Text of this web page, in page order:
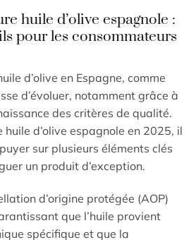
huile d’olive espagnole :
pour les consommateurs
d’olive en Espagne, comme
d’évoluer, notamment grâce à
des critères de qualité.
huile d’olive espagnole en 2025, il
sur plusieurs éléments clés
un produit d’exception.
d’origine protégée (AOP)
que l’huile provient
spécifique et que la